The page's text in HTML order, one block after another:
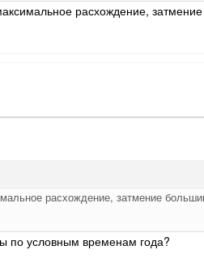
расхождение,
расхождение, затмение
по условным временам года?